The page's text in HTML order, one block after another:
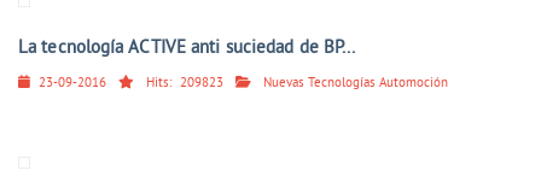
La tecnología ACTIVE anti suciedad de BP...
23-09-2016 Hits: 209823 Nuevas Tecnologías Automoción